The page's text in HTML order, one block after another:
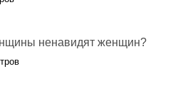
ненавидят женщин?